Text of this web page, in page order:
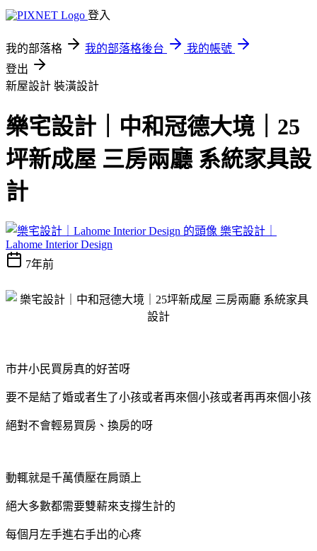
登入
我的部落格 我的部落格後台
我的帳號
登出
新屋設計 裝潢設計
樂宅設計｜中和冠德大境｜25
坪新成屋 三房兩廳 系統家具設
計
樂宅設計｜
Lahome Interior Design
7年前
市井小民買房真的好苦呀
要不是結了婚或者生了小孩或者再來個小孩或者再再來個小孩
絕對不會輕易買房、換房的呀
動輒就是千萬債壓在肩頭上
絕大多數都需要雙薪來支撐生計的
每個月左手進右手出的心疼